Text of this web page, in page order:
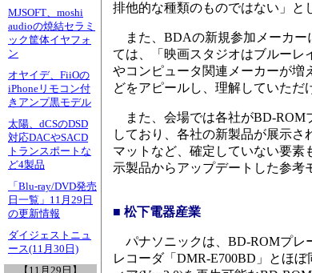
MJSOFT、moshi
audioの焼結セラミ
ック筐体イヤフォ
ン
オヤイデ、FiiOの
iPhoneリモコン付
きアンプ黒モデル
太陽、dCSのDSD
対応DACやSACD
トランスポートな
ど4製品
「Blu-ray/DVD発売
日一覧」11月29日
の更新情報
ダイジェストニュ
ース(11月30日)
【11月29日】
排他的な種類のものではない」と
また、BDAの新規参加メーカー
ては、「映画スタジオはブルーレ
やコンピュータ関連メーカーが増
どをアピールし、理解していただ
また、会場では各社がBD-ROM
しており、各社の新製品が展示
マットなど、確定していない要素
示製品からアップデートした参考
■ 松下電器産業
パナソニックは、BD-ROMプレ
レコーダ「DMR-E700BD」とほ